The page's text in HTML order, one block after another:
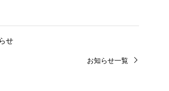
せ
お知らせ一覧